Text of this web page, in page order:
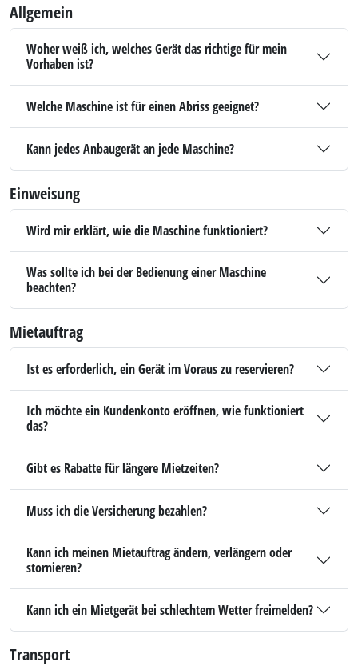
Allgemein
Woher weiß ich, welches Gerät das richtige für mein
Vorhaben ist?
Welche Maschine ist für einen Abriss geeignet?
Kann jedes Anbaugerät an jede Maschine?
Einweisung
Wird mir erklärt, wie die Maschine funktioniert?
Was sollte ich bei der Bedienung einer Maschine
beachten?
Mietauftrag
Ist es erforderlich, ein Gerät im Voraus zu reservieren?
Ich möchte ein Kundenkonto eröffnen, wie funktioniert
das?
Gibt es Rabatte für längere Mietzeiten?
Muss ich die Versicherung bezahlen?
Kann ich meinen Mietauftrag ändern, verlängern oder
stornieren?
Kann ich ein Mietgerät bei schlechtem Wetter freimelden?
Transport